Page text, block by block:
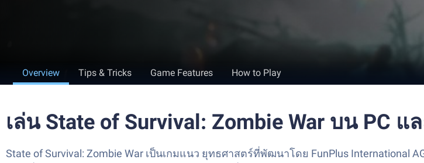
Overview Tips & Tricks Game Features How to Play
เล่น State of Survival: Zombie War บน PC แ
State of Survival: Zombie War เป็นเกมแนว ยุทธศาสตร์ที่พัฒนาโดย FunPlus